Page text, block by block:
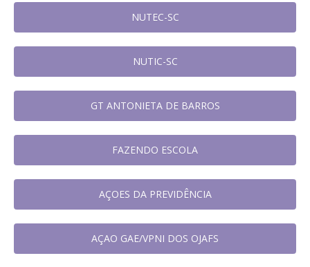
NUTEC-SC
NUTIC-SC
GT ANTONIETA DE BARROS
FAZENDO ESCOLA
AÇOES DA PREVIDÊNCIA
AÇAO GAE/VPNI DOS OJAFS